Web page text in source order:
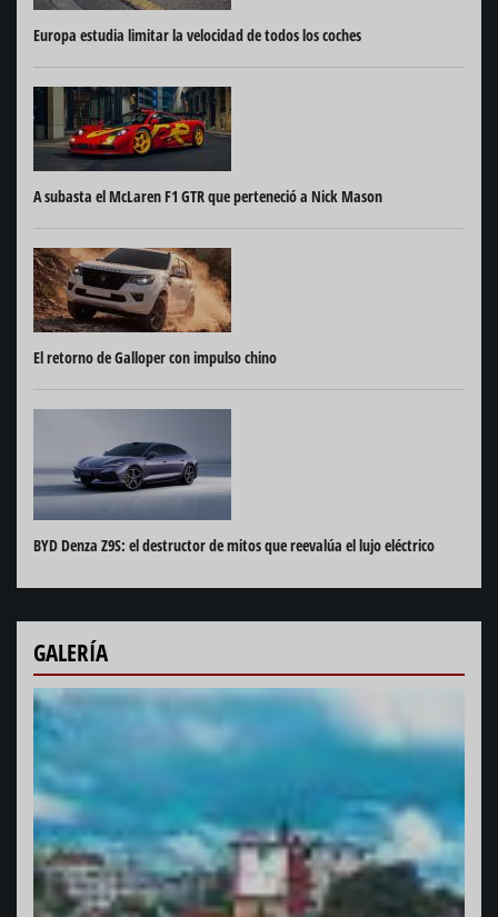
Europa estudia limitar la velocidad de todos los coches
A subasta el McLaren F1 GTR que perteneció a Nick Mason
El retorno de Galloper con impulso chino
BYD Denza Z9S: el destructor de mitos que reevalúa el lujo eléctrico
GALERÍA